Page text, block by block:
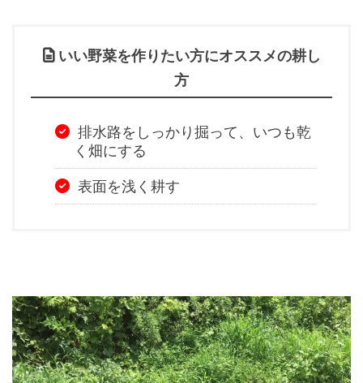
いい野菜を作りたい方にオススメの耕し
方
排水路をしっかり掘って、いつも乾
く畑にする
表面を浅く耕す